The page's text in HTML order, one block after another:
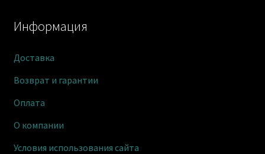
Информация
Доставка
Возврат и гарантии
Оплата
О компании
Условия использования сайта